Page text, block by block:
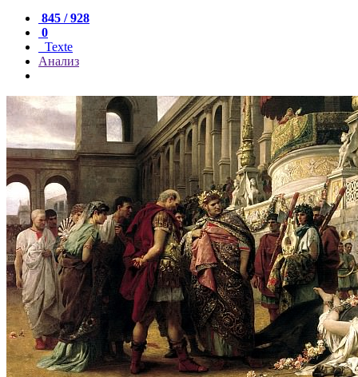
845 / 928
0
Texte
Анализ